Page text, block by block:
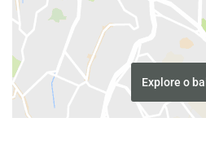
Explore o